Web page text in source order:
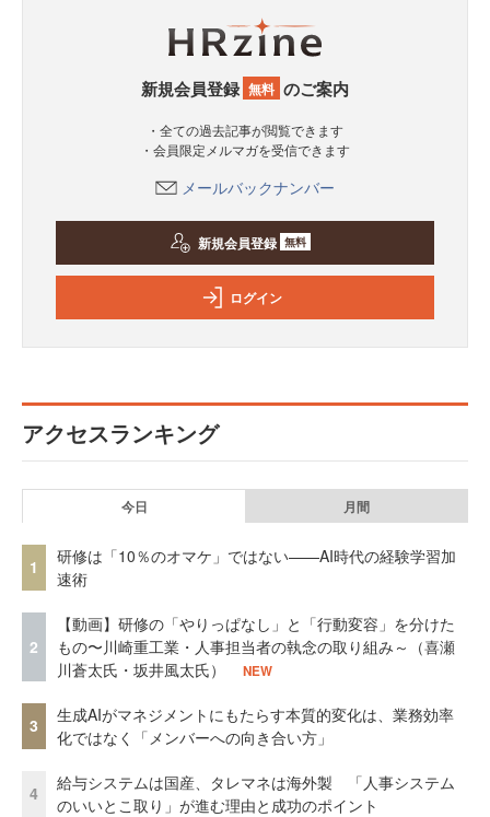
新規会員登録 無料 のご案内
・全ての過去記事が閲覧できます
・会員限定メルマガを受信できます
メールバックナンバー
新規会員登録 無料
ログイン
アクセスランキング
今日 月間
1
研修は「10％のオマケ」ではない——AI時代の経験学習加
速術
2
【動画】研修の「やりっぱなし」と「行動変容」を分けた
もの〜川崎重工業・人事担当者の執念の取り組み～（喜瀬
川蒼太氏・坂井風太氏）
NEW
3
生成AIがマネジメントにもたらす本質的変化は、業務効率
化ではなく「メンバーへの向き合い方」
4
給与システムは国産、タレマネは海外製 「人事システム
のいいとこ取り」が進む理由と成功のポイント